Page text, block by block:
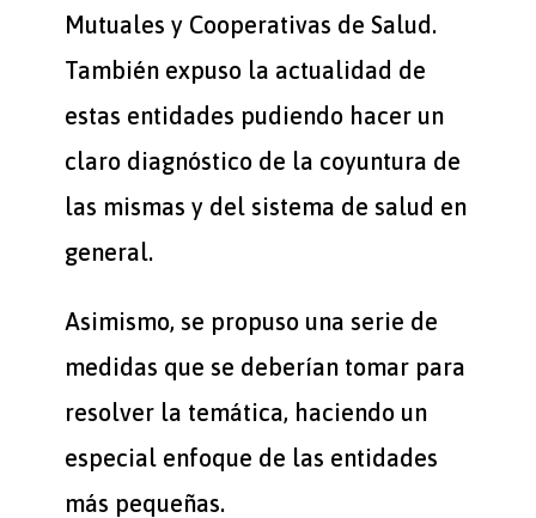
Mutuales y Cooperativas de Salud.
También expuso la actualidad de
estas entidades pudiendo hacer un
claro diagnóstico de la coyuntura de
las mismas y del sistema de salud en
general.
Asimismo, se propuso una serie de
medidas que se deberían tomar para
resolver la temática, haciendo un
especial enfoque de las entidades
más pequeñas.